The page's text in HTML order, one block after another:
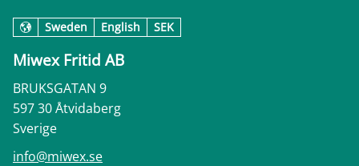
Sweden English SEK
Miwex Fritid AB
BRUKSGATAN 9
597 30 Åtvidaberg
Sverige
info@miwex.se